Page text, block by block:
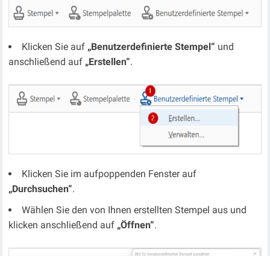
Klicken Sie auf „Benutzerdefinierte Stempel“ und
anschließend auf „Erstellen“.
Klicken Sie im aufpoppenden Fenster auf
„Durchsuchen“.
Wählen Sie den von Ihnen erstellten Stempel aus und
klicken anschließend auf „Öffnen“.